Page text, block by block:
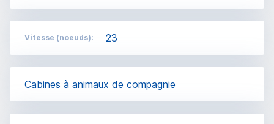
Vitesse (noeuds): 23
Cabines à animaux de compagnie